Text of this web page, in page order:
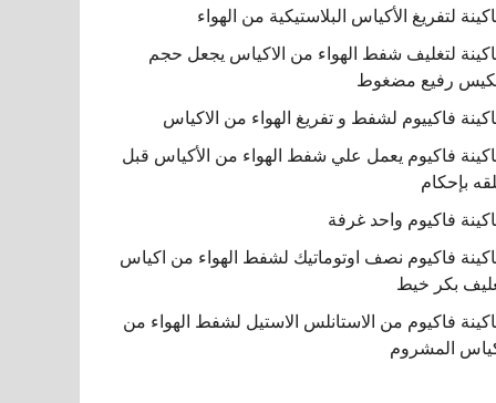
لتفريغ الأكياس البلاستيكية من الهواء
لتغليف شفط الهواء من الاكياس يجعل حجم
رفيع مضغوط
فاكييوم لشفط و تفريغ الهواء من الاكياس
فاكيوم يعمل علي شفط الهواء من الأكياس قبل
بإحكام
فاكيوم واحد غرفة
فاكيوم نصف اوتوماتيك لشفط الهواء من اكياس
بكر خيط
فاكيوم من الاستانلس الاستيل لشفط الهواء من
المشروم